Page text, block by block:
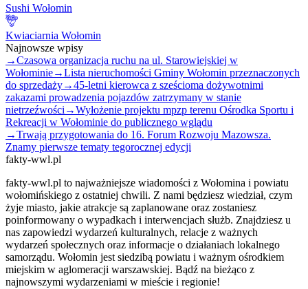
Sushi Wołomin
Kwiaciarnia Wołomin
Najnowsze wpisy
→Czasowa organizacja ruchu na ul. Starowiejskiej w
Wołominie→Lista nieruchomości Gminy Wołomin przeznaczonych
do sprzedaży→45-letni kierowca z sześcioma dożywotnimi
zakazami prowadzenia pojazdów zatrzymany w stanie
nietrzeźwości →Wyłożenie projektu mpzp terenu Ośrodka Sportu i
Rekreacji w Wołominie do publicznego wglądu
→Trwają przygotowania do 16. Forum Rozwoju Mazowsza.
Znamy pierwsze tematy tegorocznej edycji
fakty-wwl.pl
fakty-wwl.pl to najważniejsze wiadomości z Wołomina i powiatu
wołomińskiego z ostatniej chwili. Z nami będziesz wiedział, czym
żyje miasto, jakie atrakcje są zaplanowane oraz zostaniesz
poinformowany o wypadkach i interwencjach służb. Znajdziesz u
nas zapowiedzi wydarzeń kulturalnych, relacje z ważnych
wydarzeń społecznych oraz informacje o działaniach lokalnego
samorządu. Wołomin jest siedzibą powiatu i ważnym ośrodkiem
miejskim w aglomeracji warszawskiej. Bądź na bieżąco z
najnowszymi wydarzeniami w mieście i regionie!